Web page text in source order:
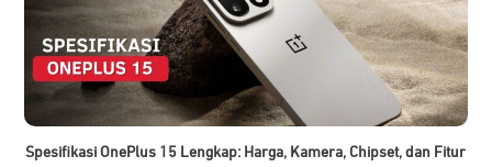
Spesifikasi OnePlus 15 Lengkap: Harga, Kamera, Chipset, dan Fitur